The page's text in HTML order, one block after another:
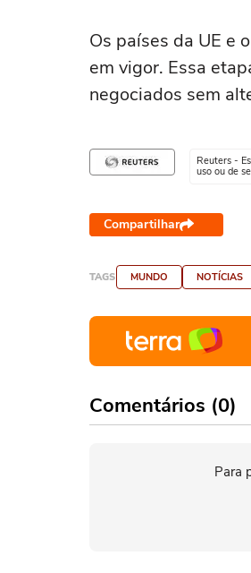
Os países da UE e
em vigor. Essa
negociados sem
Reuters -
uso ou de
Compartilhar
TAGS MUNDO NOTÍCIAS
Comentários (0)
Para